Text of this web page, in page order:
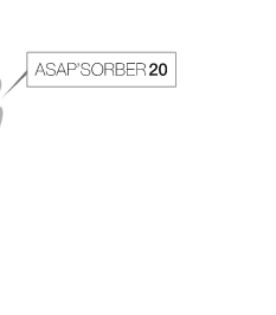
Möglicherweise gibt es
die hier nicht